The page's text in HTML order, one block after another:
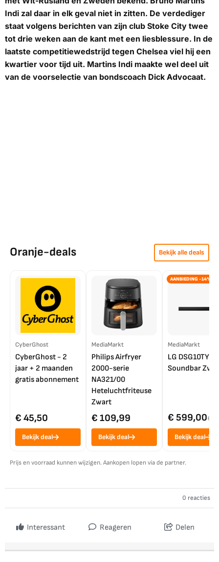
Indi zal daar in elk geval niet in zitten. De verdediger
staat volgens berichten van zijn club Stoke City twee
tot drie weken aan de kant met een liesblessure. In de
laatste competitiewedstrijd tegen Chelsea viel hij een
kwartier voor tijd uit. Martins Indi maakte wel deel uit
van de voorselectie van bondscoach Dick Advocaat.
Oranje-deals Bekijk alle deals
CyberGhost
CyberGhost - 2
jaar + 2 maanden
gratis abonnement
€ 45,50
Bekijk deal
MediaMarkt
Philips Airfryer
2000-serie
NA321/00
Heteluchtfriteuse
Zwart
€ 109,99
Bekijk deal
AANBIEDING -14%
MediaMarkt
LG DSG10TY
Soundbar
€ 599,00€
Bekijk deal
Prijs en voorraad kunnen wijzigen. Aankopen lopen via de partner.
0 reacties
Interessant Reageren Delen